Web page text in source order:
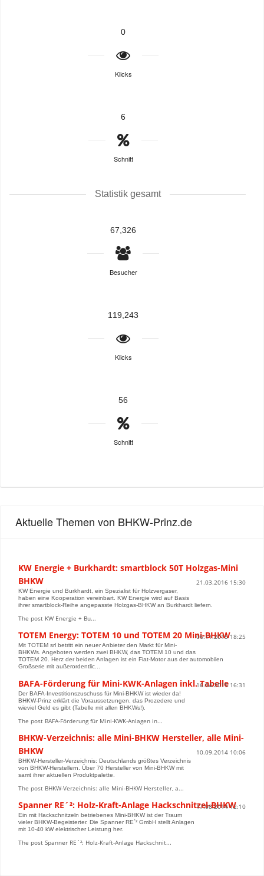
0
Klicks
6
Schnitt
Statistik gesamt
67,326
Besucher
119,243
Klicks
56
Schnitt
Aktuelle Themen von BHKW-Prinz.de
KW Energie + Burkhardt: smartblock 50T Holzgas-Mini
BHKW
21.03.2016 15:30
KW Energie und Burkhardt, ein Spezialist für Holzvergaser,
haben eine Kooperation vereinbart. KW Energie wird auf Basis
ihrer smartblock-Reihe angepasste Holzgas-BHKW an Burkhardt liefern.
The post KW Energie + Bu...
TOTEM Energy: TOTEM 10 und TOTEM 20 Mini-BHKW
06.11.2015 18:25
Mit TOTEM srl betritt ein neuer Anbieter den Markt für Mini-
BHKWs. Angeboten werden zwei BHKW, das TOTEM 10 und das
TOTEM 20. Herz der beiden Anlagen ist ein Fiat-Motor aus der automobilen
Großserie mit außerordentlic...
BAFA-Förderung für Mini-KWK-Anlagen inkl. Tabelle
16.04.2015 16:31
Der BAFA-Investitionszuschuss für Mini-BHKW ist wieder da!
BHKW-Prinz erklärt die Voraussetzungen, das Prozedere und
wieviel Geld es gibt (Tabelle mit allen BHKWs!).
The post BAFA-Förderung für Mini-KWK-Anlagen in...
BHKW-Verzeichnis: alle Mini-BHKW Hersteller, alle Mini-
BHKW
10.09.2014 10:06
BHKW-Hersteller-Verzeichnis: Deutschlands größtes Verzeichnis
von BHKW-Herstellern. Über 70 Hersteller von Mini-BHKW mit
samt ihrer aktuellen Produktpalette.
The post BHKW-Verzeichnis: alle Mini-BHKW Hersteller, a...
Spanner RE´²: Holz-Kraft-Anlage Hackschnitzel-BHKW
17.08.2014 12:10
Ein mit Hackschnitzeln betriebenes Mini-BHKW ist der Traum
vieler BHKW-Begeisterter. Die Spanner RE´² GmbH stellt Anlagen
mit 10-40 kW elektrischer Leistung her.
The post Spanner RE´²: Holz-Kraft-Anlage Hackschnit...